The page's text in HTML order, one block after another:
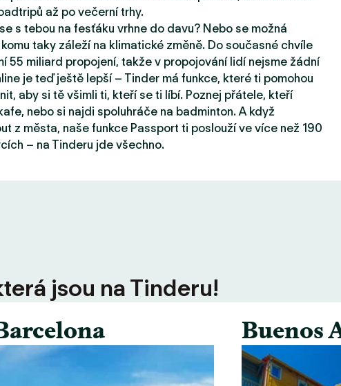
až po večerní trhy.
s tebou na fesťáku vrhne do davu? Nebo se možná
taky záleží na klimatické změně. Do současné chvíle
55 miliard propojení, takže v propojování lidí nejsme žádní
je teď ještě lepší – Tinder má funkce, které ti pomohou
aby si tě všimli ti, kteří se ti líbí. Poznej přátele, kteří
nebo si najdi spoluhráče na badminton. A když
z města, naše funkce Passport ti poslouží ve více než 190
– na Tinderu jde všechno.
jsou na Tinderu!
Buenos